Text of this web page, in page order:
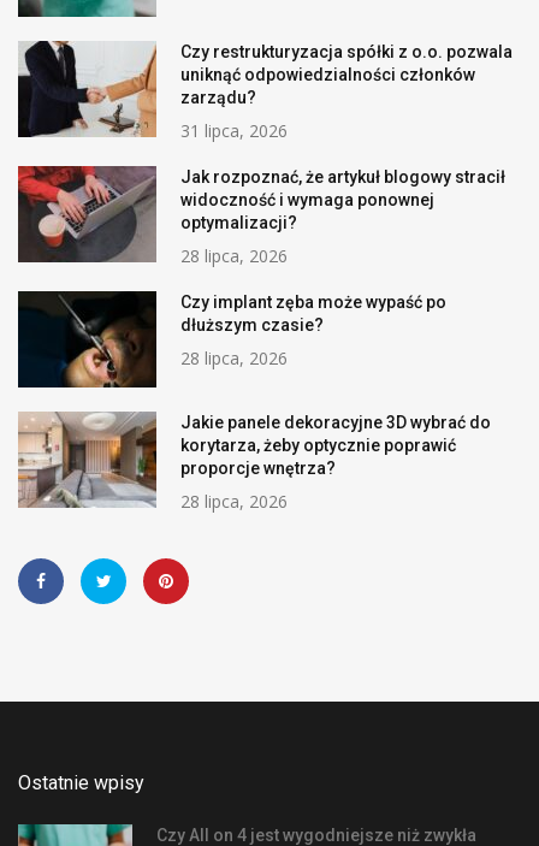
Czy restrukturyzacja spółki z o.o. pozwala
uniknąć odpowiedzialności członków
zarządu?
31 lipca, 2026
Jak rozpoznać, że artykuł blogowy stracił
widoczność i wymaga ponownej
optymalizacji?
28 lipca, 2026
Czy implant zęba może wypaść po
dłuższym czasie?
28 lipca, 2026
Jakie panele dekoracyjne 3D wybrać do
korytarza, żeby optycznie poprawić
proporcje wnętrza?
28 lipca, 2026
Ostatnie wpisy
Czy All on 4 jest wygodniejsze niż zwykła